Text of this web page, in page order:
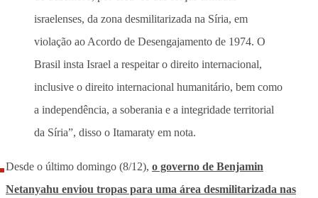
israelenses, da zona desmilitarizada na Síria, em
violação ao Acordo de Desengajamento de 1974. O
Brasil insta Israel a respeitar o direito internacional,
inclusive o direito internacional humanitário, bem como
a independência, a soberania e a integridade territorial
da Síria”, disso o Itamaraty em nota.
Desde o último domingo (8/12), o governo de Benjamin
Netanyahu enviou tropas para uma área desmilitarizada nas